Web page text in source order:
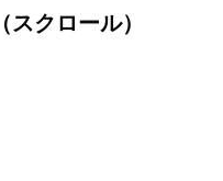
クロール）